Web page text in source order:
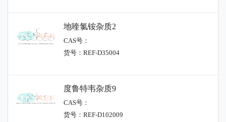
地喹氯铵杂质2
CAS号：
货号：REF-D35004
度鲁特韦杂质9
CAS号：
货号：REF-D102009